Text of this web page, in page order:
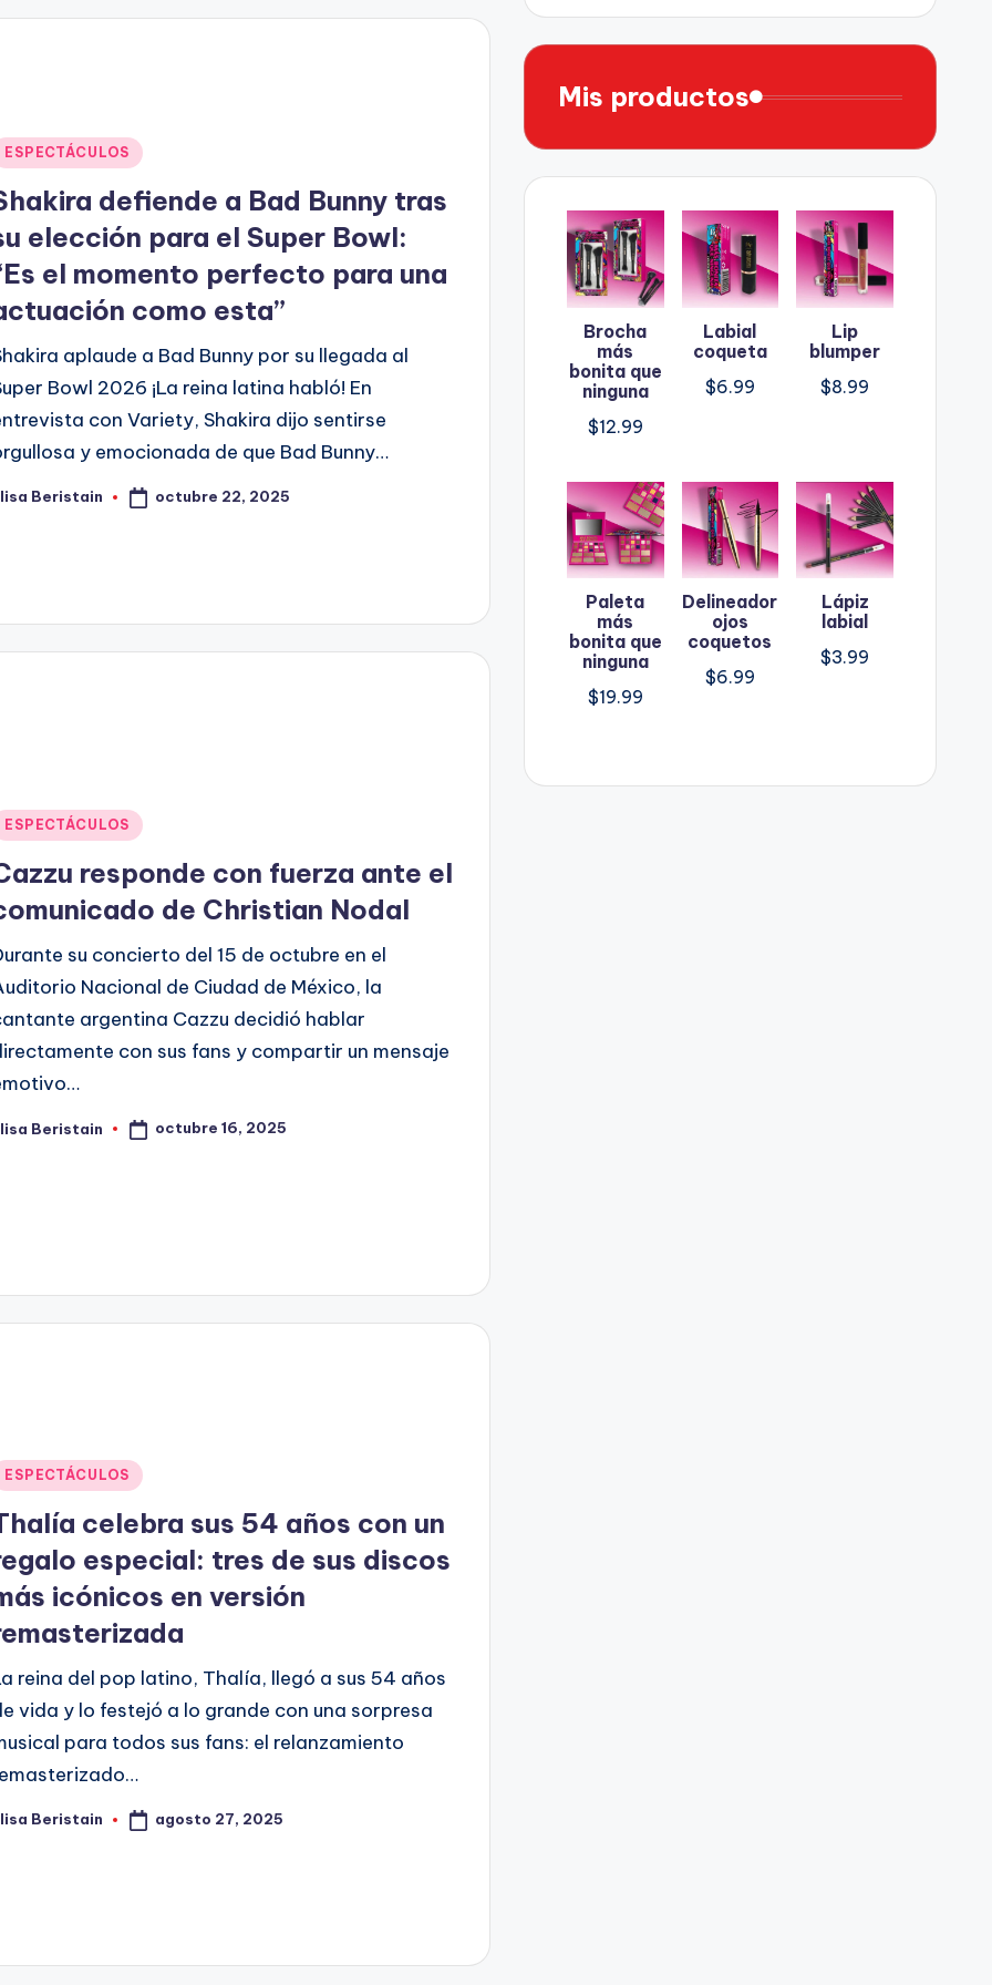
ESPECTÁCULOS
defiende a Bad Bunny tras
elección para el Super Bowl:
el momento perfecto para una
como esta”
aplaude a Bad Bunny por su llegada al
Bowl 2026 ¡La reina latina habló! En
con Variety, Shakira dijo sentirse
y emocionada de que Bad Bunny…
Beristain octubre 22, 2025
ESPECTÁCULOS
responde con fuerza ante el
de Christian Nodal
su concierto del 15 de octubre en el
Nacional de Ciudad de México, la
argentina Cazzu decidió hablar
con sus fans y compartir un mensaje
Beristain octubre 16, 2025
ESPECTÁCULOS
celebra sus 54 años con un
especial: tres de sus discos
icónicos en versión
reina del pop latino, Thalía, llegó a sus 54 años
vida y lo festejó a lo grande con una sorpresa
para todos sus fans: el relanzamiento
Beristain agosto 27, 2025
Mis productos
Brocha
más
bonita que
ninguna
$12.99
Labial
coqueta
$6.99
Lip
blumper
$8.99
Paleta
más
bonita que
ninguna
$19.99
Delineador
ojos
coquetos
$6.99
Lápiz
labial
$3.99